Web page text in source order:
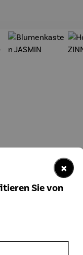
sten
×
Sie von